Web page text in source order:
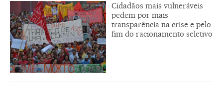
Cidadãos mais vulneráveis
pedem por mais
transparência na crise e pelo
fim do racionamento seletivo